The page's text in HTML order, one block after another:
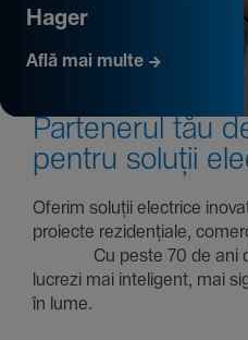
Hager
Află mai multe
Parte­nerul tău
pentru soluții
Oferim soluții electrice
proiecte rezi­den­țiale,
Cu peste 70 de ani de
lucrezi mai inte­li­gent, mai
în lume.